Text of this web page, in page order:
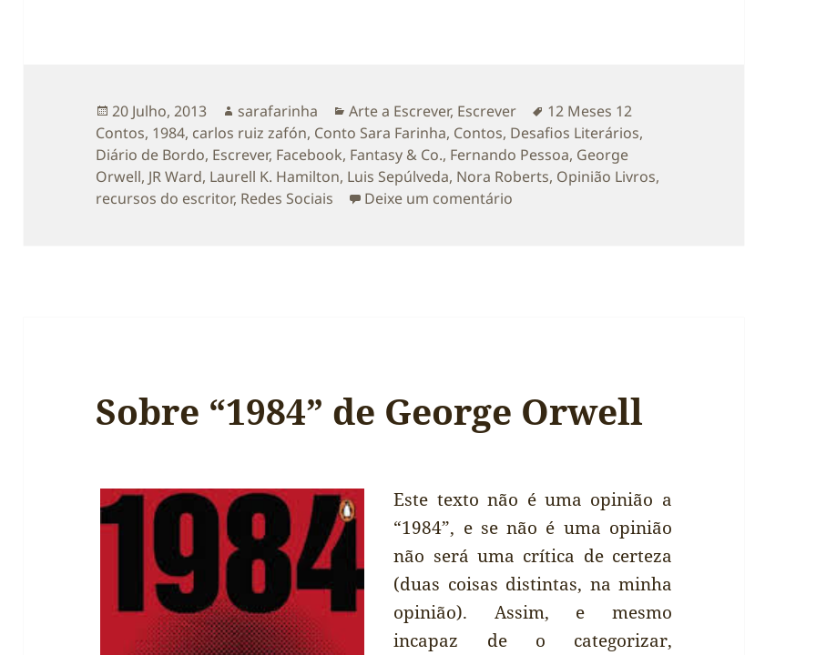
Publicado
a
20 Julho, 2013 Autor
sarafarinha Categorias
Arte a Escrever, Escrever Etiquetas
12 Meses 12
Contos, 1984, carlos ruiz zafón, Conto Sara Farinha, Contos, Desafios Literários,
Diário de Bordo, Escrever, Facebook, Fantasy & Co., Fernando Pessoa, George
Orwell, JR Ward, Laurell K. Hamilton, Luis Sepúlveda, Nora Roberts, Opinião Livros,
recursos do escritor, Redes Sociais Deixe um comentário
Sobre “1984” de George Orwell
Este texto não é uma opinião a
“1984”, e se não é uma opinião
não será uma crítica de certeza
(duas coisas distintas, na minha
opinião). Assim, e mesmo
incapaz de o categorizar,